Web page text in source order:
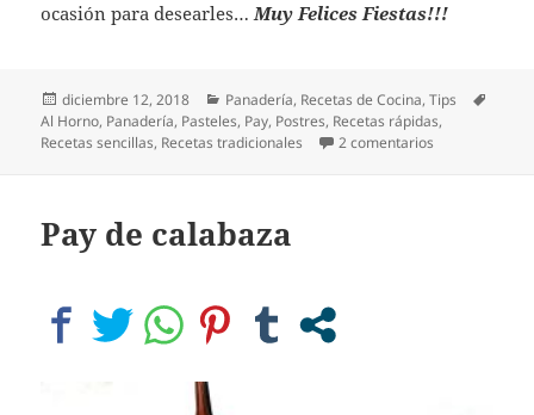
ocasión para desearles…Muy Felices Fiestas!!!
Publicado
el
diciembre 12, 2018 Categorías
Panadería, Recetas de Cocina,Tips
Al Horno, Panadería, Pasteles, Pay, Postres, Recetas rápidas,
Recetas sencillas, Recetas tradicionales 2 comentarios
Pay de calabaza